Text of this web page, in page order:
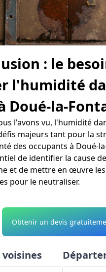
: le
l'humidité
Doué-la-
l'avons vu, l'humidité
majeurs tant pour la
des occupants à Doué-
de identifier la cause
et de mettre en œuvre
pour le neutraliser.
Obtenir un devis